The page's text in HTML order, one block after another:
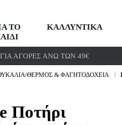
ΤΟ
ΚΑΛΛΥΝΤΙΚΑ
ΑΓΟΡΈΣ ΆΝΩ ΤΩΝ 49€
ΘΕΡΜΌΣ & ΦΑΓΗΤΟΔΟΧΕΊΑ
Ποτήρι